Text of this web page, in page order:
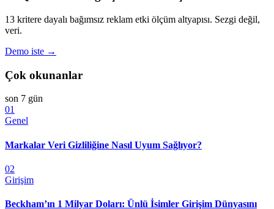
13 kritere dayalı bağımsız reklam etki ölçüm altyapısı. Sezgi değil,
veri.
Demo iste →
Çok okunanlar
son 7 gün
01
Genel
Markalar Veri Gizliliğine Nasıl Uyum Sağlıyor?
02
Girişim
Beckham’ın 1 Milyar Doları: Ünlü İsimler Girişim Dünyasını